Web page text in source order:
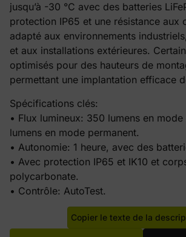
jusqu’à -30 °C avec des batteries
protection IP65 et une résistance aux
adapté aux environnements
et aux installations extérieures.
optimisés pour des hauteurs de
permettant une implantation efficace
Spécifications clés:
• Flux lumineux: 350 lumens en
lumens en mode permanent.
• Autonomie: 1 heure, avec des
• Avec protection IP65 et IK10 et
polycarbonate.
• Contrôle: AutoTest.
Copier le texte de la